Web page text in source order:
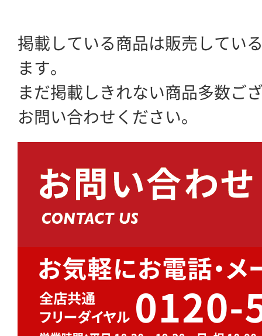
掲載している商品は販売してい
ます。
まだ掲載しきれない商品多数ご
お問い合わせください。